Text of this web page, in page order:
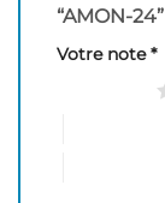
“AMON-24”
Votre note*